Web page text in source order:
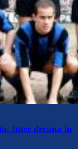
Inter decana in